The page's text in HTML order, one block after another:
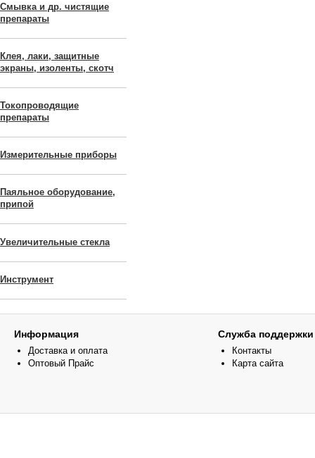
Смывка и др. чистящие
препараты
Клея, лаки, защитные
экраны, изоленты, скотч
Токопроводящие
препараты
Измерительные приборы
Паяльное оборудование,
припой
Увеличительные стекла
Инструмент
Информация
Доставка и оплата
Оптовый Прайс
Служба поддержки
Контакты
Карта сайта